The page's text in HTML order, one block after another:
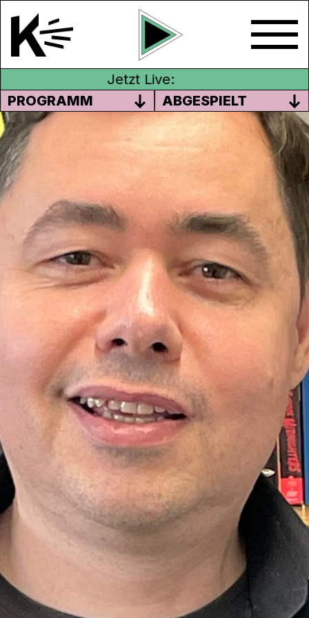
Jetzt Live:
PROGRAMM
ABGESPIELT
FILM VERLEIH GRUPPE
Hast du dich auch schon gefragt, wie Kinos
an ihre Filme kommen? Eines vorweg, die
Kinos kaufen diese nicht direkt bei den
Produzentinnen und Produzenten. Die
Filmrechte werden über sogenannte
Verleih-Unternehmen an die Kinos verkauft.
Film Verleih Gruppe
aus Zürich macht
genau das.
Die Film Verleih Gruppe vertreibt allerdings
keine Hollywood-Blockbuster, sondern
Animationsfilme aus Asien. Der
Geschäftsführer Thomas Waldner hat seine
Leidenschaft für diese Art des
Animationsfilms schon vor über 20 Jahren
während eines Aufenthalts in Hongkong
entdeckt.
Heute finden beispielsweise Animes und
andere Animationsfilme aus Asien auch hier
in der Schweiz stetig wachsenden Anklang.
Was diese Filme von den westlichen
Produktionen unterscheidet und nach